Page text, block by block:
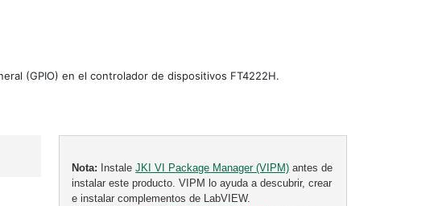
(GPIO) en el controlador de dispositivos FT4222H.
Nota: InstaleJKI VI Package Manager (VIPM) antes de
instalar este producto. VIPM lo ayuda a descubrir, crear
e instalar complementos de LabVIEW.